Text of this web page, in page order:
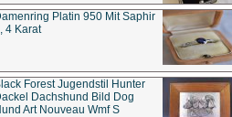
Platin 950 Mit Saphir
4 Karat
Forest Jugendstil Hunter
Dachshund Bild Dog
Art Nouveau Wmf S